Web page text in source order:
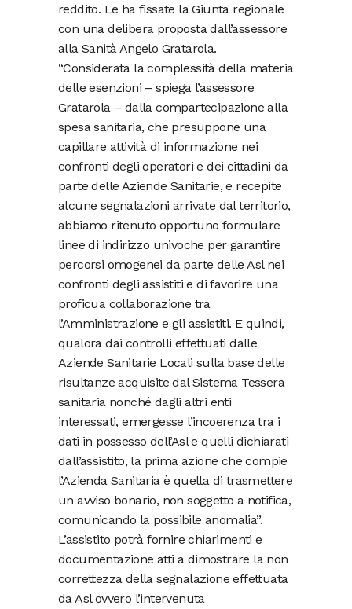
reddito. Le ha fissate la Giunta regionale
con una delibera proposta dall’assessore
alla Sanità Angelo Gratarola.
“Considerata la complessità della materia
delle esenzioni – spiega l’assessore
Gratarola – dalla compartecipazione alla
spesa sanitaria, che presuppone una
capillare attività di informazione nei
confronti degli operatori e dei cittadini da
parte delle Aziende Sanitarie, e recepite
alcune segnalazioni arrivate dal territorio,
abbiamo ritenuto opportuno formulare
linee di indirizzo univoche per garantire
percorsi omogenei da parte delle Asl nei
confronti degli assistiti e di favorire una
proficua collaborazione tra
l’Amministrazione e gli assistiti. E quindi,
qualora dai controlli effettuati dalle
Aziende Sanitarie Locali sulla base delle
risultanze acquisite dal Sistema Tessera
sanitaria nonché dagli altri enti
interessati, emergesse l’incoerenza tra i
dati in possesso dell’Asl e quelli dichiarati
dall’assistito, la prima azione che compie
l’Azienda Sanitaria è quella di trasmettere
un avviso bonario, non soggetto a notifica,
comunicando la possibile anomalia”.
L’assistito potrà fornire chiarimenti e
documentazione atti a dimostrare la non
correttezza della segnalazione effettuata
da Asl ovvero l’intervenuta